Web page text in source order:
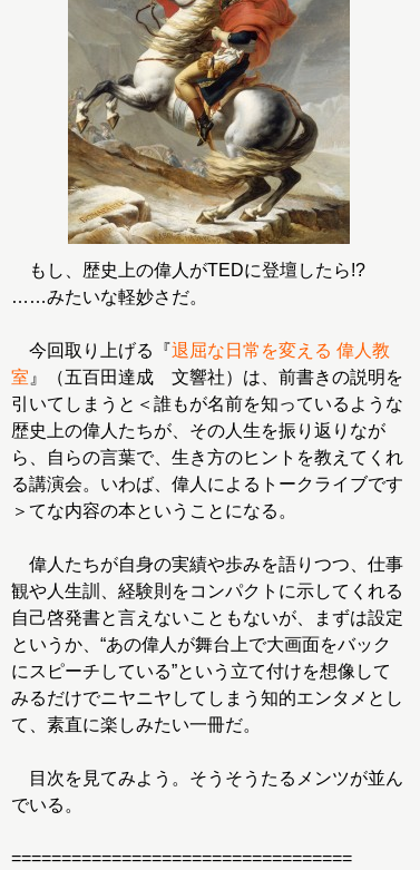
もし、歴史上の偉人がTEDに登壇したら!?
……みたいな軽妙さだ。
今回取り上げる『退屈な日常を変える 偉人教
室 』（五百田達成 文響社）は、前書きの説明を
引いてしまうと＜誰もが名前を知っているような
歴史上の偉人たちが、その人生を振り返りなが
ら、自らの言葉で、生き方のヒントを教えてくれ
る講演会。いわば、偉人によるトークライブです
＞てな内容の本ということになる。
偉人たちが自身の実績や歩みを語りつつ、仕事
観や人生訓、経験則をコンパクトに示してくれる
自己啓発書と言えないこともないが、まずは設定
というか、“あの偉人が舞台上で大画面をバック
にスピーチしている”という立て付けを想像して
みるだけでニヤニヤしてしまう知的エンタメとし
て、素直に楽しみたい一冊だ。
目次を見てみよう。そうそうたるメンツが並ん
でいる。
==================================